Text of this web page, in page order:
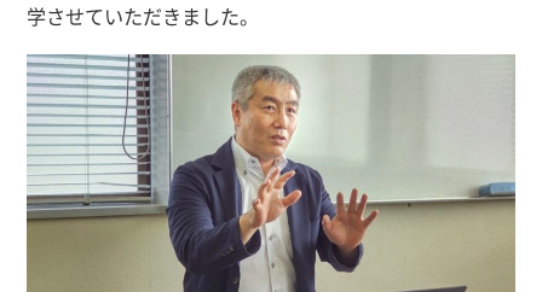
学させていただきました。